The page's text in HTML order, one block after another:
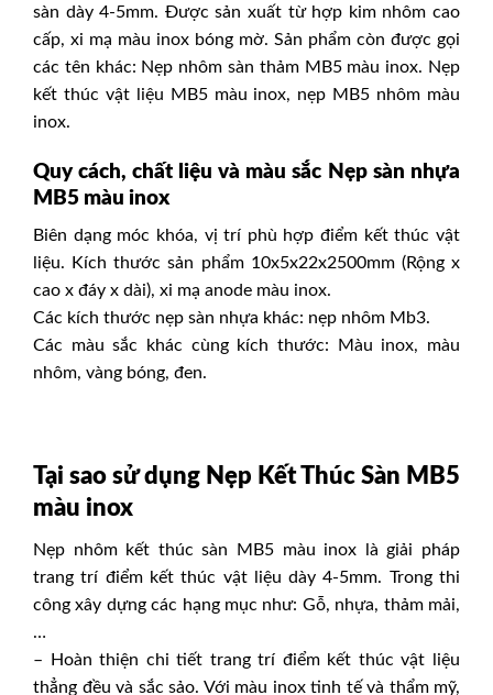
sàn dày 4-5mm. Được sản xuất từ hợp kim nhôm cao
cấp, xi mạ màu inox bóng mờ. Sản phẩm còn được gọi
các tên khác: Nẹp nhôm sàn thảm MB5 màu inox. Nẹp
kết thúc vật liệu MB5 màu inox, nẹp MB5 nhôm màu
inox.
Quy cách, chất liệu và màu sắc Nẹp sàn nhựa
MB5 màu inox
Biên dạng móc khóa, vị trí phù hợp điểm kết thúc vật
liệu. Kích thước sản phẩm 10x5x22x2500mm (Rộng x
cao x đáy x dài), xi mạ anode màu inox.
Các kích thước nẹp sàn nhựa khác: nẹp nhôm Mb3.
Các màu sắc khác cùng kích thước: Màu inox, màu
nhôm, vàng bóng, đen.
Tại sao sử dụng Nẹp Kết Thúc Sàn MB5
màu inox
Nẹp nhôm kết thúc sàn MB5 màu inox là giải pháp
trang trí điểm kết thúc vật liệu dày 4-5mm. Trong thi
công xây dựng các hạng mục như: Gỗ, nhựa, thảm mải,
…
– Hoàn thiện chi tiết trang trí điểm kết thúc vật liệu
thẳng đều và sắc sảo. Với màu inox tinh tế và thẩm mỹ,